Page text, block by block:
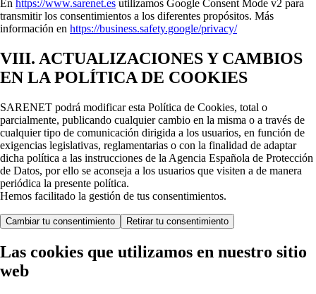
En https://www.sarenet.es utilizamos Google Consent Mode v2 para
transmitir los consentimientos a los diferentes propósitos. Más
información en https://business.safety.google/privacy/
VIII. ACTUALIZACIONES Y CAMBIOS
EN LA POLÍTICA DE COOKIES
SARENET podrá modificar esta Política de Cookies, total o
parcialmente, publicando cualquier cambio en la misma o a través de
cualquier tipo de comunicación dirigida a los usuarios, en función de
exigencias legislativas, reglamentarias o con la finalidad de adaptar
dicha política a las instrucciones de la Agencia Española de Protección
de Datos, por ello se aconseja a los usuarios que visiten a de manera
periódica la presente política.
Hemos facilitado la gestión de tus consentimientos.
Cambiar tu consentimiento Retirar tu consentimiento
Las cookies que utilizamos en nuestro sitio
web